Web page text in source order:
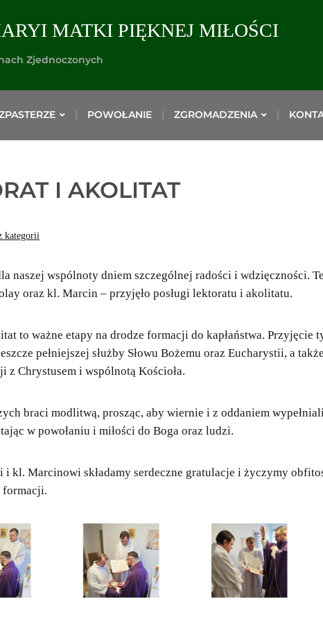
MATKI PIĘKNEJ MIŁOŚCI
Zjednoczonych
POWOŁANIE ZGROMADZENIA
I AKOLITAT
kategorii
naszej wspólnoty dniem szczególnej radości i wdzięczności.
oraz kl. Marcin – przyjęło posługi lektoratu i akolitatu.
to ważne etapy na drodze formacji do kapłaństwa. Przyjęcie
pełniejszej służby Słowu Bożemu oraz Eucharystii, a
z Chrystusem i wspólnotą Kościoła.
braci modlitwą, prosząc, aby wiernie i z oddaniem
w powołaniu i miłości do Boga oraz ludzi.
kl. Marcinowi składamy serdeczne gratulacje i życzymy
formacji.